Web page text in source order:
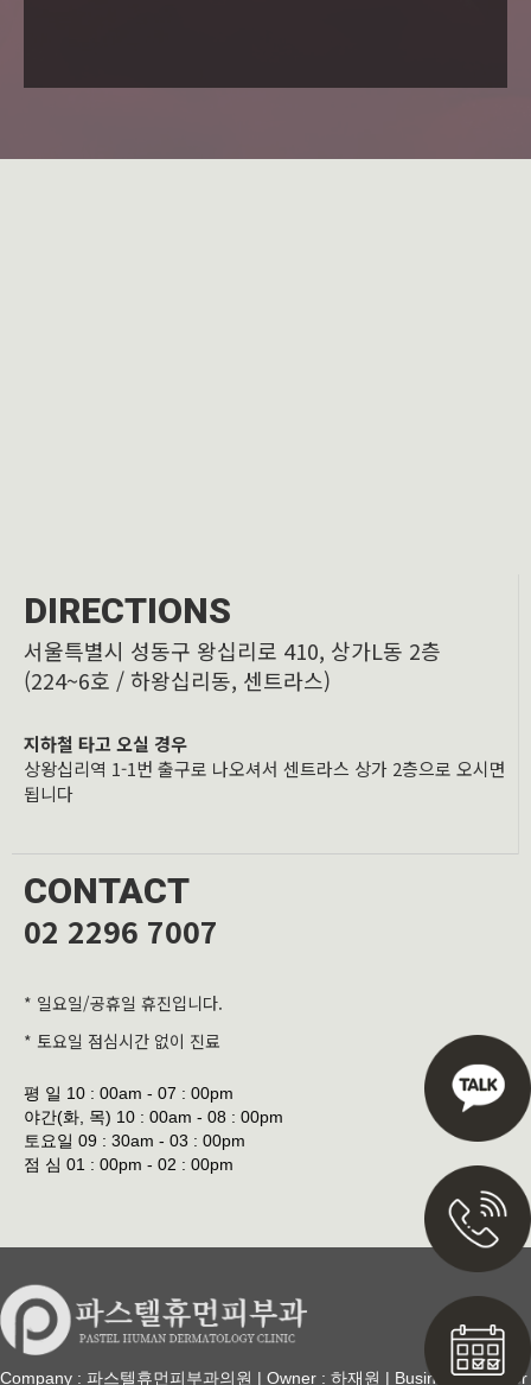
DIRECTIONS
서울특별시 성동구 왕십리로 410, 상가L동 2층
(224~6호 / 하왕십리동, 센트라스)
지하철 타고 오실 경우
상왕십리역 1-1번 출구로 나오셔서 센트라스 상가 2층으로 오시면
됩니다
CONTACT
02 2296 7007
* 일요일/공휴일 휴진입니다.
* 토요일 점심시간 없이 진료
평 일 10 : 00am - 07 : 00pm
야간(화, 목) 10 : 00am - 08 : 00pm
토요일 09 : 30am - 03 : 00pm
점 심 01 : 00pm - 02 : 00pm
Company : 파스텔휴먼피부과의원 | Owner : 하재원 | Business Number